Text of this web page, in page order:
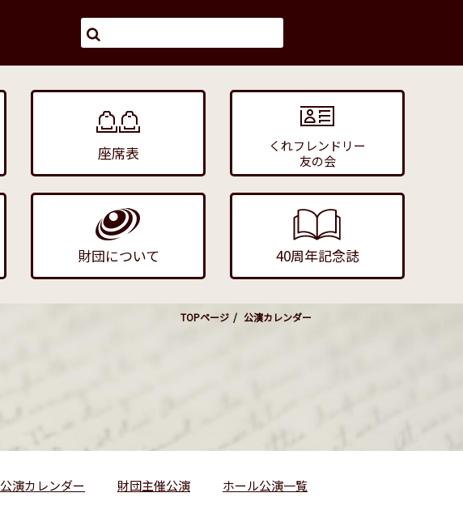
座席表
くれフレンドリー
友の会
財団について 40周年記念誌
TOPページ 公演カレンダー
公演カレンダー 財団主催公演 ホール公演一覧